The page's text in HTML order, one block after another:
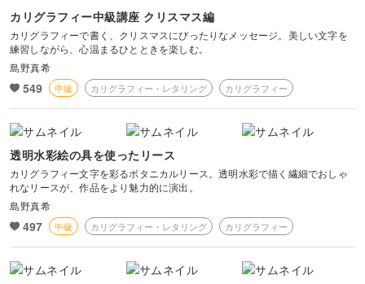
カリグラフィー中級講座 クリスマス編
カリグラフィーで書く、クリスマスにぴったりなメッセージ。美しい文字を
練習しながら、心温まるひとときを楽しむ。
島野真希
549 中級 カリグラフィー・レタリング カリグラフィー
透明水彩絵の具を使ったリース
カリグラフィー文字を彩るボタニカルリース。透明水彩で描く繊細でおしゃ
れなリースが、作品をより魅力的に演出。
島野真希
497 中級 カリグラフィー・レタリング カリグラフィー